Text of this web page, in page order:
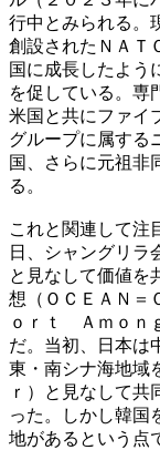
行中とみられる。
創設されたＮＡＴ
国に成長したよう
を促している。専
米国と共にファ
グループに属する
国、さらに元祖非
る。
これと関連して注
日、シャングリラ
と見なして価値を
想（ＯＣＥＡＮ
ｏｒｔ Ａｍｏｎ
だ。当初、日本は
東・南シナ海地域
ｒ）と見なして
った。しかし韓国
地があるという点